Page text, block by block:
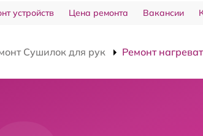
устройств Цена ремонта Вакансии
Сушилок для рук Ремонт